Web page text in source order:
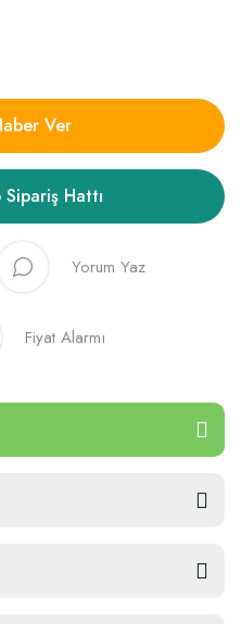
Ver
Hattı
Yorum Yaz
Fiyat Alarmı